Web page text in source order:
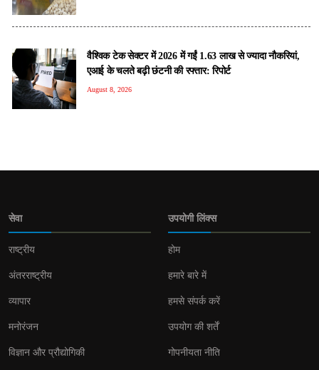
वैश्विक टेक सेक्टर में 2026 में गईं 1.63 लाख से ज्यादा नौकरियां,
एआई के चलते बढ़ी छंटनी की रफ्तार: रिपोर्ट
August 8, 2026
सेवा
राष्ट्रीय
अंतरराष्ट्रीय
व्यापार
मनोरंजन
विज्ञान और प्रौद्योगिकी
उपयोगी लिंक्स
होम
हमारे बारे में
हमसे संपर्क करें
उपयोग की शर्तें
गोपनीयता नीति